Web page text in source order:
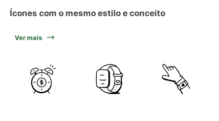
Ícones com o mesmo estilo e conceito
Ver mais